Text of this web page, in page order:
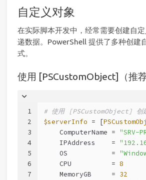
自定义对象
在实际脚本开发中，经常需要创建自
递数据。PowerShell 提供了多种创建
式。
使用 [PSCustomObject]（推荐
1
2
3
4
5
6
7
# 使用 [PSCustomObject] 创
$serverInfo = [
    ComputerName =
"SRV-
    IPAddress    =
    OS           =
    CPU          =
8
    MemoryGB     =
32